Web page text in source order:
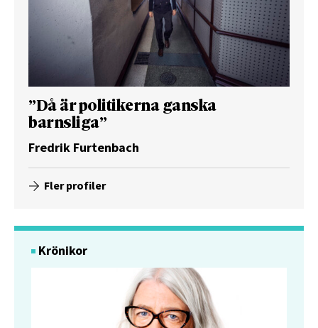
”Då är politikerna ganska
barnsliga”
Fredrik Furtenbach
Fler profiler
Krönikor